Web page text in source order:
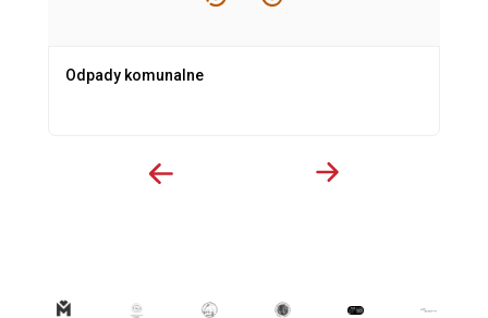
Odpady komunalne